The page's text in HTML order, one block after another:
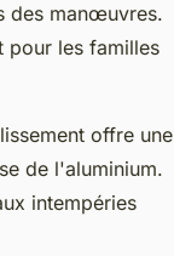
des manœuvres.
pour les familles
offre une
de l'aluminium.
intempéries